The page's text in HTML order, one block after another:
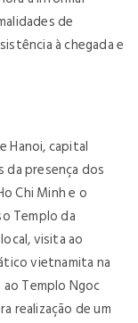
de
à chegada e
Hanoi, capital
presença dos
Chi Minh e o
Templo da
visita ao
vietnamita na
Templo Ngoc
realização de um